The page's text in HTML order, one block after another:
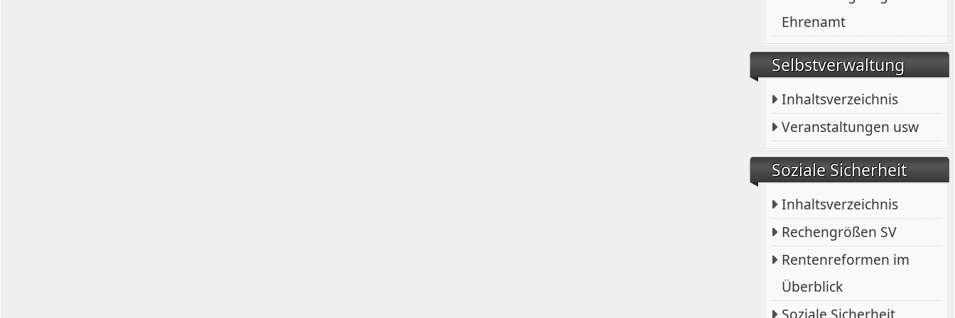
Ehrenamt
Selbstverwaltung
Inhaltsverzeichnis
Veranstaltungen usw
Soziale Sicherheit
Inhaltsverzeichnis
Rechengrößen SV
Rentenreformen im
Überblick
Soziale Sicherheit